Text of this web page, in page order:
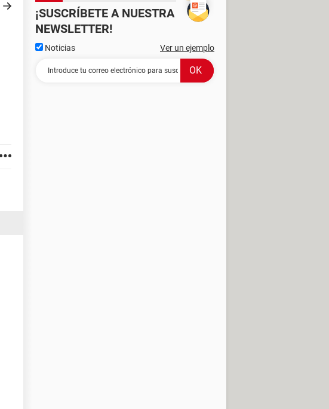
¡SUSCRÍBETE A NUESTRA
NEWSLETTER!
Noticias Ver un ejemplo